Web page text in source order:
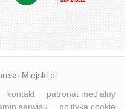
Miejski.pl
kontakt
patronat medialny
serwisu
polityka cookie